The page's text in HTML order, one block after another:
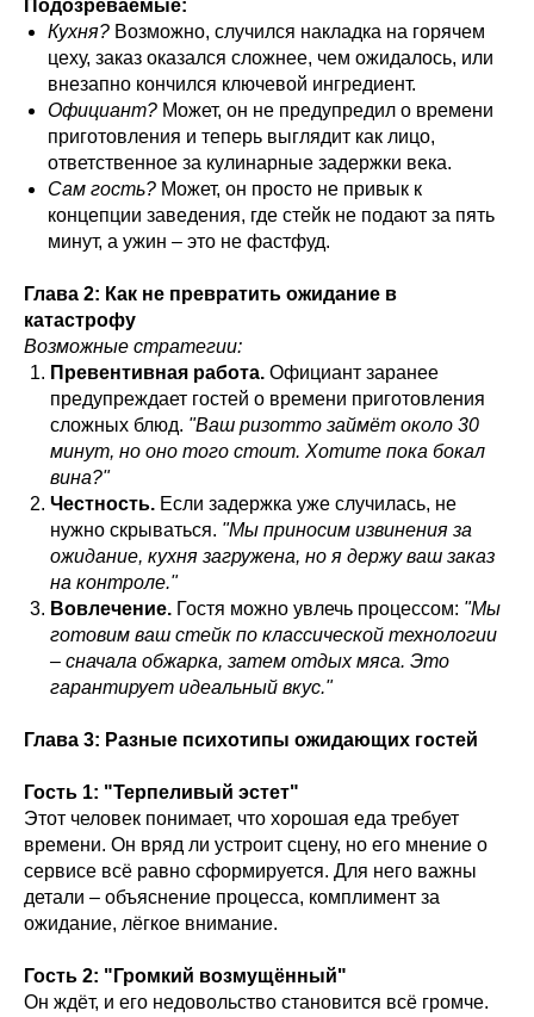
Подозреваемые:
Кухня? Возможно, случился накладка на горячем
цеху, заказ оказался сложнее, чем ожидалось, или
внезапно кончился ключевой ингредиент.
Официант? Может, он не предупредил о времени
приготовления и теперь выглядит как лицо,
ответственное за кулинарные задержки века.
Сам гость? Может, он просто не привык к
концепции заведения, где стейк не подают за пять
минут, а ужин – это не фастфуд.
Глава 2: Как не превратить ожидание в
катастрофу
Возможные стратегии:
Превентивная работа. Официант заранее
предупреждает гостей о времени приготовления
сложных блюд. "Ваш ризотто займёт около 30
минут, но оно того стоит. Хотите пока бокал
вина?"
Честность. Если задержка уже случилась, не
нужно скрываться. "Мы приносим извинения за
ожидание, кухня загружена, но я держу ваш заказ
на контроле."
Вовлечение. Гостя можно увлечь процессом: "Мы
готовим ваш стейк по классической технологии
– сначала обжарка, затем отдых мяса. Это
гарантирует идеальный вкус."
Глава 3: Разные психотипы ожидающих гостей
Гость 1: "Терпеливый эстет"
Этот человек понимает, что хорошая еда требует
времени. Он вряд ли устроит сцену, но его мнение о
сервисе всё равно сформируется. Для него важны
детали – объяснение процесса, комплимент за
ожидание, лёгкое внимание.
Гость 2: "Громкий возмущённый"
Он ждёт, и его недовольство становится всё громче.